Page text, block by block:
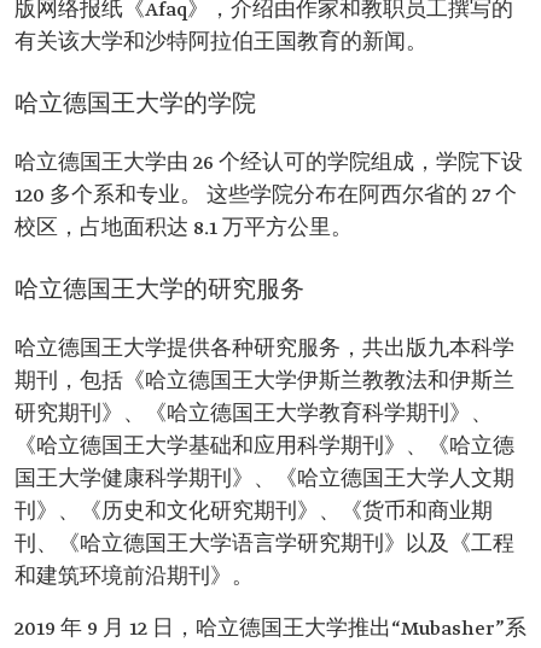
版网络报纸《Afaq》，介绍由作家和教职员工撰写的
有关该大学和沙特阿拉伯王国教育的新闻。
哈立德国王大学的学院
哈立德国王大学由 26 个经认可的学院组成，学院下设
120 多个系和专业。 这些学院分布在阿西尔省的 27 个
校区，占地面积达 8.1 万平方公里。
哈立德国王大学的研究服务
哈立德国王大学提供各种研究服务，共出版九本科学
期刊，包括《哈立德国王大学伊斯兰教教法和伊斯兰
研究期刊》、《哈立德国王大学教育科学期刊》、
《哈立德国王大学基础和应用科学期刊》、《哈立德
国王大学健康科学期刊》、《哈立德国王大学人文期
刊》、《历史和文化研究期刊》、《货币和商业期
刊、《哈立德国王大学语言学研究期刊》以及《工程
和建筑环境前沿期刊》。
2019 年 9 月 12 日，哈立德国王大学推出“Mubasher”系